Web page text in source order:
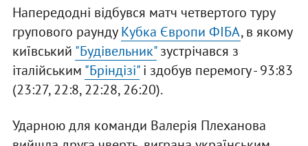
Напередодні відбувся матч четвертого туру
групового раундуКубка Європи ФІБА, в якому
київський "Будівельник"зустрічався з
італійським "Бріндізі"і здобув перемогу - 93:83
(23:27, 22:8, 22:28, 26:20).
Ударною для команди Валерія Плеханова